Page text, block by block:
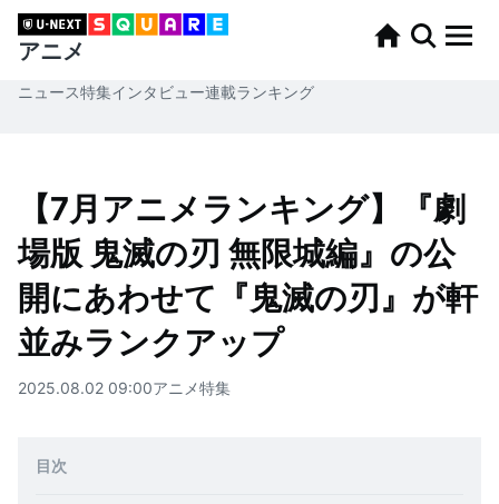
アニメ
ニュース特集インタビュー連載ランキング
【7月アニメランキング】『劇
場版 鬼滅の刃 無限城編』の公
開にあわせて『鬼滅の刃』が軒
並みランクアップ
2025.08.02 09:00アニメ特集
目次